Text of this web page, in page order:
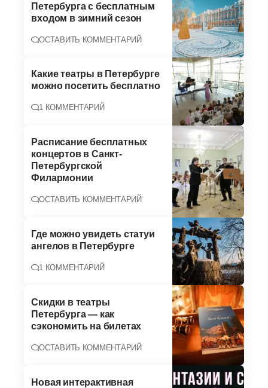
Петербурга с бесплатным
входом в зимний сезон
ОСТАВИТЬ КОММЕНТАРИЙ
Какие театры в Петербурге
можно посетить бесплатно
1 КОММЕНТАРИЙ
Расписание бесплатных
концертов в Санкт-
Петербургской
Филармонии
ОСТАВИТЬ КОММЕНТАРИЙ
Где можно увидеть статуи
ангелов в Петербурге
1 КОММЕНТАРИЙ
Скидки в театры
Петербурга — как
сэкономить на билетах
ОСТАВИТЬ КОММЕНТАРИЙ
Новая интерактивная